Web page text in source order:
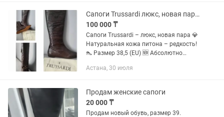
Сапоги Trussardi люкс, новая пара.
100 000 ₸
Сапоги Trussardi – люкс, новая пара 💎
Натуральная кожа питона – редкость!
👠 Размер 38,5 (EU) 🆕 Абсолютно
для демисезона 📦 Коробка
Астана, 30 июля
Продам женские сапоги
20 000 ₸
Продам новый обувь, размер 39.